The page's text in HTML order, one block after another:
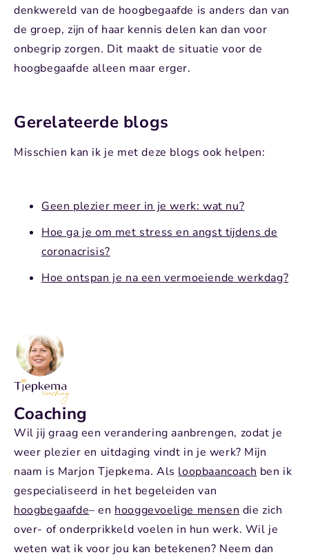
denkwereld van de hoogbegaafde is anders dan van
de groep, zijn of haar kennis delen kan dan voor
onbegrip zorgen. Dit maakt de situatie voor de
hoogbegaafde alleen maar erger.
Gerelateerde blogs
Misschien kan ik je met deze blogs ook helpen:
Geen plezier meer in je werk: wat nu?
Hoe ga je om met stress en angst tijdens de
coronacrisis?
Hoe ontspan je na een vermoeiende werkdag?
Coaching
Wil jij graag een verandering aanbrengen, zodat je
weer plezier en uitdaging vindt in je werk? Mijn
naam is Marjon Tjepkema. Als loopbaancoach ben ik
gespecialiseerd in het begeleiden van
hoogbegaafde– en hooggevoelige mensen die zich
over- of onderprikkeld voelen in hun werk. Wil je
weten wat ik voor jou kan betekenen? Neem dan